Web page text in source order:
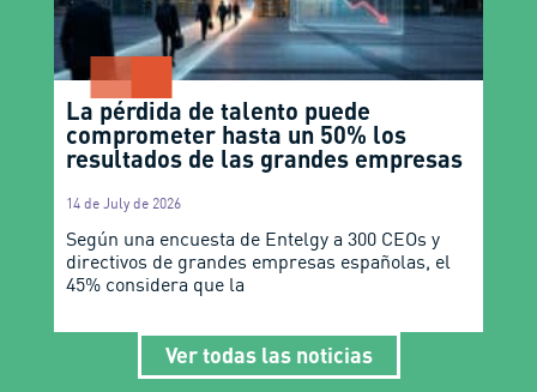
La pérdida de talento puede
comprometer hasta un 50% los
resultados de las grandes empresas
14 de July de 2026
Según una encuesta de Entelgy a 300 CEOs y
directivos de grandes empresas españolas, el
45% considera que la
Ver todas las noticias